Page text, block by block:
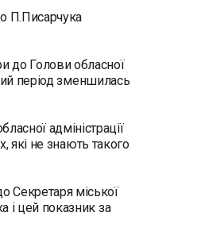
П.Писарчука
до Голови обласної
період зменшилась
адміністрації
які не знають такого
Секретаря міської
і цей показник за